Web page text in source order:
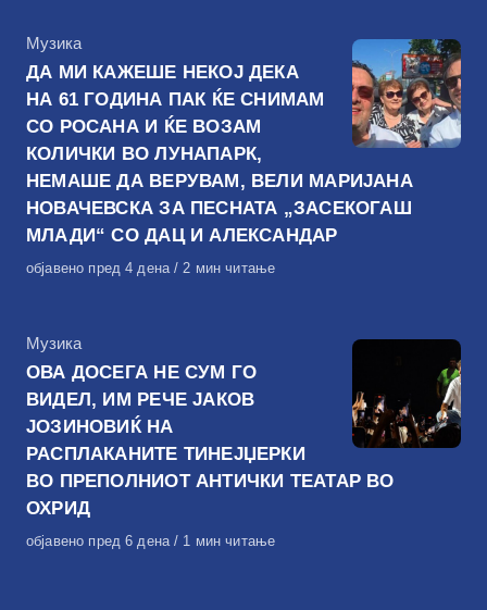
КАтегорија
Музика
ДА МИ КАЖЕШЕ НЕКОЈ ДЕКА
НА 61 ГОДИНА ПАК ЌЕ СНИМАМ
СО РОСАНА И ЌЕ ВОЗАМ
КОЛИЧКИ ВО ЛУНАПАРК,
НЕМАШЕ ДА ВЕРУВАМ, ВЕЛИ МАРИЈАНА
НОВАЧЕВСКА ЗА ПЕСНАТА „ЗАСЕКОГАШ
МЛАДИ“ СО ДАЦ И АЛЕКСАНДАР
Објавено
објавено пред 4 дена 2 мин читање
КАтегорија
Музика
ОВА ДОСЕГА НЕ СУМ ГО
ВИДЕЛ, ИМ РЕЧЕ ЈАКОВ
ЈОЗИНОВИЌ НА
РАСПЛАКАНИТЕ ТИНЕЈЏЕРКИ
ВО ПРЕПОЛНИОТ АНТИЧКИ ТЕАТАР ВО
ОХРИД
Објавено
објавено пред 6 дена 1 мин читање